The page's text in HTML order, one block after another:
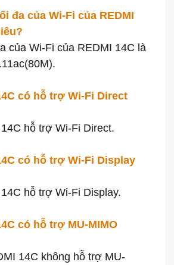
đa của Wi-Fi của REDMI
của Wi-Fi của REDMI 14C là
có hỗ trợ Wi-Fi Direct
hỗ trợ Wi-Fi Direct.
có hỗ trợ Wi-Fi Display
hỗ trợ Wi-Fi Display.
có hỗ trợ MU-MIMO
14C không hỗ trợ MU-